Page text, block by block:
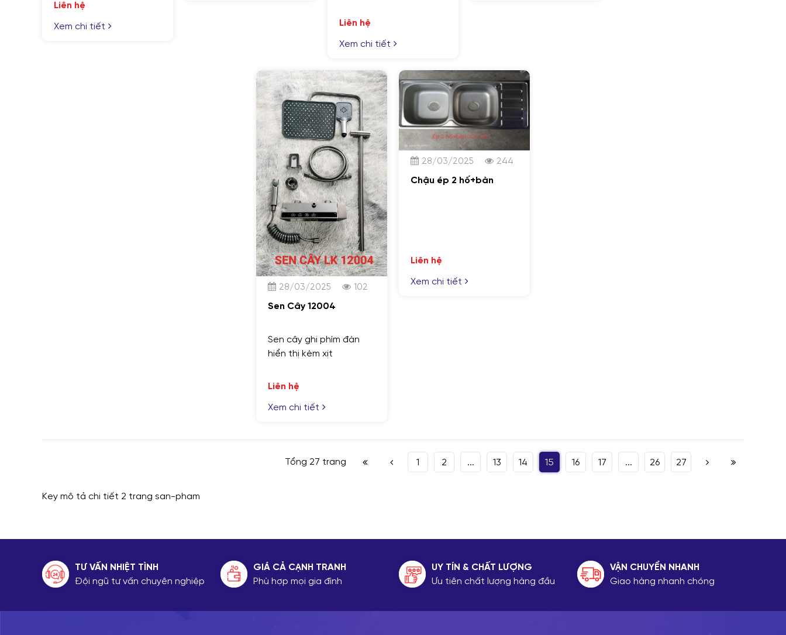
Liên hệ
Xem chi tiết Liên hệ
Xem chi tiết
28/03/2025 102
Sen Cây 12004
Sen cây ghi phím đàn
hiển thị kèm xịt
Liên hệ
Xem chi tiết
28/03/2025 244
Chậu ép 2 hố+bàn
Liên hệ
Xem chi tiết
Tổng 27 trang 1 2 ... 13 14 15 16 17 ... 26 27
Key mô tả chi tiết 2 trang san-pham
TƯ VẤN NHIỆT TÌNH
Đội ngũ tư vấn chuyên nghiệp
GIÁ CẢ CẠNH TRANH
Phù hợp mọi gia đình
UY TÍN & CHẤT LƯỢNG
Ưu tiên chất lượng hàng đầu
VẬN CHUYỂN NHANH
Giao hàng nhanh chóng